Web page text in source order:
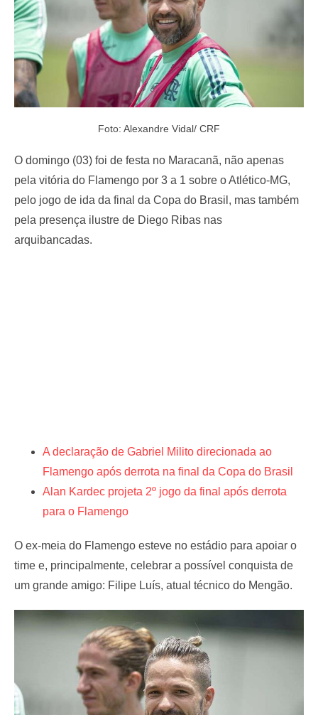
Foto: Alexandre Vidal/ CRF
O domingo (03) foi de festa no Maracanã, não apenas
pela vitória do Flamengo por 3 a 1 sobre o Atlético-MG,
pelo jogo de ida da final da Copa do Brasil, mas também
pela presença ilustre de Diego Ribas nas
arquibancadas.
A declaração de Gabriel Milito direcionada ao
Flamengo após derrota na final da Copa do Brasil
Alan Kardec projeta 2º jogo da final após derrota
para o Flamengo
O ex-meia do Flamengo esteve no estádio para apoiar o
time e, principalmente, celebrar a possível conquista de
um grande amigo: Filipe Luís, atual técnico do Mengão.